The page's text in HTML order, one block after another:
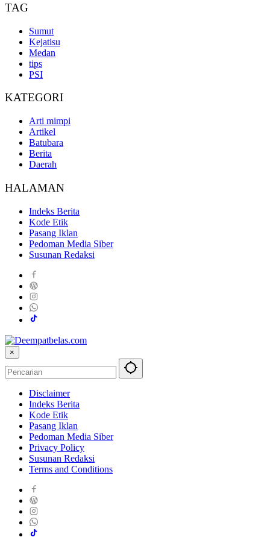
TAG
Sumut
Kejatisu
Medan
tips
PSI
KATEGORI
Arti mimpi
Artikel
Batubara
Berita
Daerah
HALAMAN
Indeks Berita
Kode Etik
Pasang Iklan
Pedoman Media Siber
Susunan Redaksi
×
Disclaimer
Indeks Berita
Kode Etik
Pasang Iklan
Pedoman Media Siber
Privacy Policy
Susunan Redaksi
Terms and Conditions